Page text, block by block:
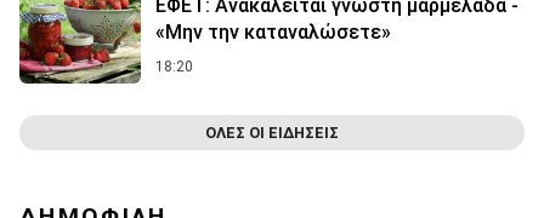
ΕΦΕΤ: Ανακαλείται γνωστή μαρμελάδα -
«Μην την καταναλώσετε»
18:20
ΟΛΕΣ ΟΙ ΕΙΔΗΣΕΙΣ